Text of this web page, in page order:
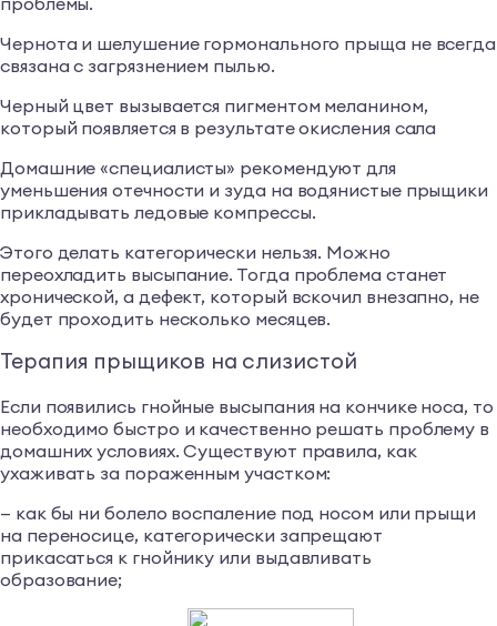
Чернота и шелушение гормонального прыща не всегда
связана с загрязнением пылью.
Черный цвет вызывается пигментом меланином,
который появляется в результате окисления сала
Домашние «специалисты» рекомендуют для
уменьшения отечности и зуда на водянистые прыщики
прикладывать ледовые компрессы.
Этого делать категорически нельзя. Можно
переохладить высыпание. Тогда проблема станет
хронической, а дефект, который вскочил внезапно, не
будет проходить несколько месяцев.
Терапия прыщиков на слизистой
Если появились гнойные высыпания на кончике носа, то
необходимо быстро и качественно решать проблему в
домашних условиях. Существуют правила, как
ухаживать за пораженным участком:
— как бы ни болело воспаление под носом или прыщи
на переносице, категорически запрещают
прикасаться к гнойнику или выдавливать
образование;